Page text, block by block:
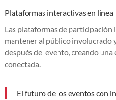
Plataformas interactivas en línea
Las plataformas de participación
mantener al público involucrado
después del evento, creando una
conectada.
El futuro de los eventos con